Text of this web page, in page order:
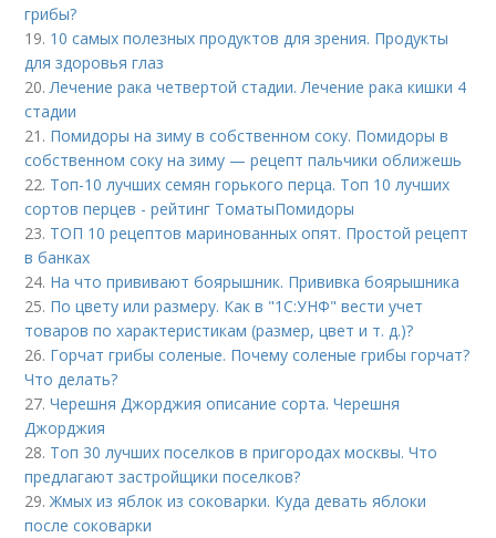
грибы?
19. 10 самых полезных продуктов для зрения. Продукты
для здоровья глаз
20.Лечение рака четвертой стадии. Лечение рака кишки 4
стадии
21. Помидоры на зиму в собственном соку. Помидоры в
собственном соку на зиму — рецепт пальчики оближешь
22. Топ-10 лучших семян горького перца. Топ 10 лучших
сортов перцев - рейтинг ТоматыПомидоры
23. ТОП 10 рецептов маринованных опят. Простой рецепт
в банках
24. На что прививают боярышник. Прививка боярышника
25. По цвету или размеру. Как в "1С:УНФ" вести учет
товаров по характеристикам (размер, цвет и т. д.)?
26. Горчат грибы соленые. Почему соленые грибы горчат?
Что делать?
27.Черешня Джорджия описание сорта. Черешня
Джорджия
28. Топ 30 лучших поселков в пригородах москвы. Что
предлагают застройщики поселков?
29.Жмых из яблок из соковарки. Куда девать яблоки
после соковарки